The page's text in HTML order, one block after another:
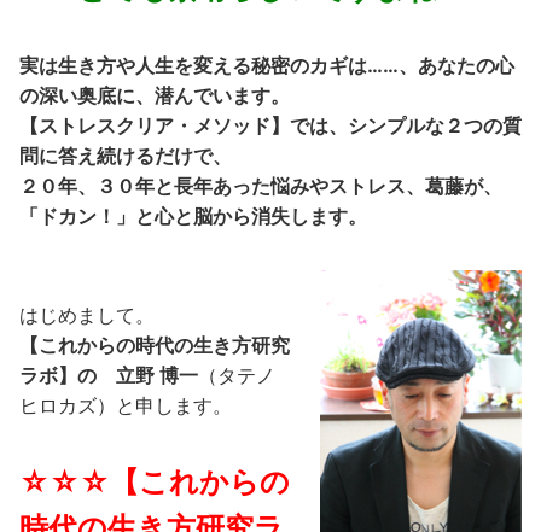
実は生き方や人生を変える秘密のカギは……、あなたの心
の深い奥底に、潜んでいます。
【ストレスクリア・メソッド】では、シンプルな２つの質
問に答え続けるだけで、
２０年、３０年と長年あった悩みやストレス、葛藤が、
「ドカン！」と心と脳から消失します。
はじめまして。
【これからの時代の生き方研究
ラボ】の 立野 博一 （タテノ
ヒロカズ）と申します。
☆☆☆【これからの